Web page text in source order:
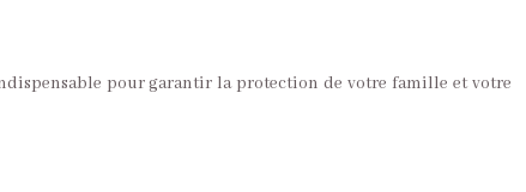
pour garantir la protection de votre famille et votre